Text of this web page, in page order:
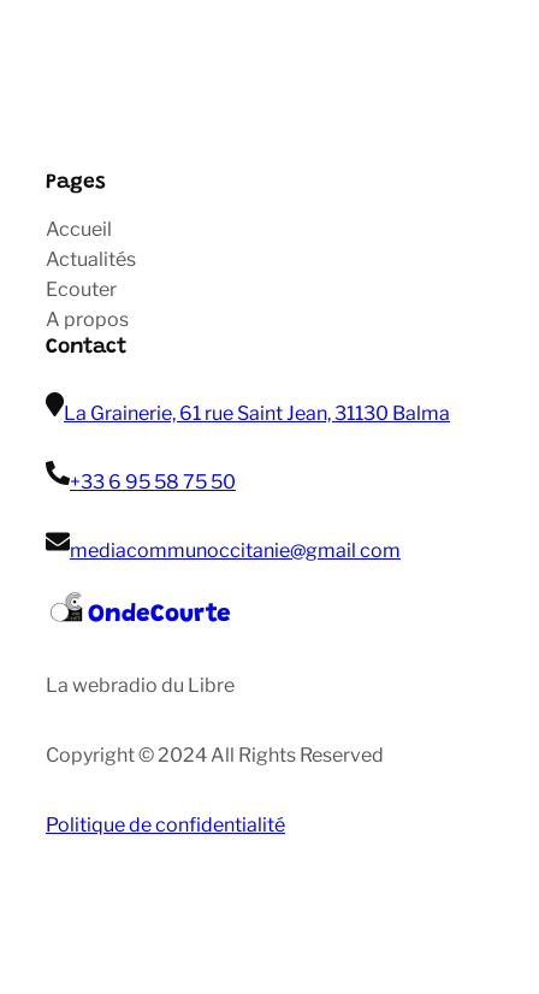
Pages
Accueil
Actualités
Ecouter
A propos
Contact
La Grainerie, 61 rue Saint Jean, 31130 Balma
+33 6 95 58 75 50
mediacommunoccitanie@gmail com
OndeCourte
La webradio du Libre
Copyright © 2024 All Rights Reserved
Politique de confidentialité